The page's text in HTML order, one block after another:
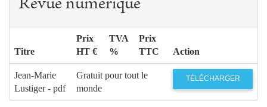
Revue numérique
Titre
Prix
HT €
TVA
%
Prix
TTC
Action
Jean-Marie
Lustiger - pdf
Gratuit pour tout le
monde
TÉLÉCHARGER